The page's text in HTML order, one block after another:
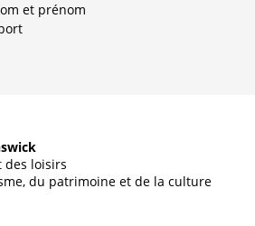
et prénom
des loisirs
du patrimoine et de la culture